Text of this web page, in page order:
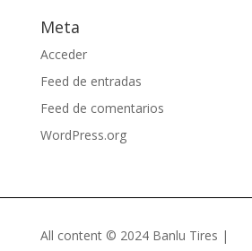
Meta
Acceder
Feed de entradas
Feed de comentarios
WordPress.org
All content © 2024 Banlu Tires |